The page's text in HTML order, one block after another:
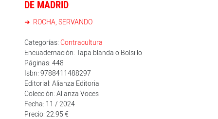
DE MADRID
ROCHA, SERVANDO
Categorías: Contracultura
Encuadernación: Tapa blanda o Bolsillo
Páginas: 448
Isbn: 9788411488297
Editorial: Alianza Editorial
Colección: Alianza Voces
Fecha: 11 / 2024
Precio: 22.95 €